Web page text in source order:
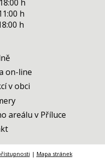
h
h
h
on-line
v obci
areálu v Příluce
| Mapa stránek